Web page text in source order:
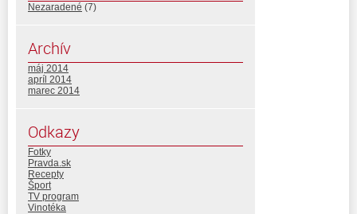
Nezaradené (7)
Archív
máj 2014
apríl 2014
marec 2014
Odkazy
Fotky
Pravda.sk
Recepty
Šport
TV program
Vinotéka